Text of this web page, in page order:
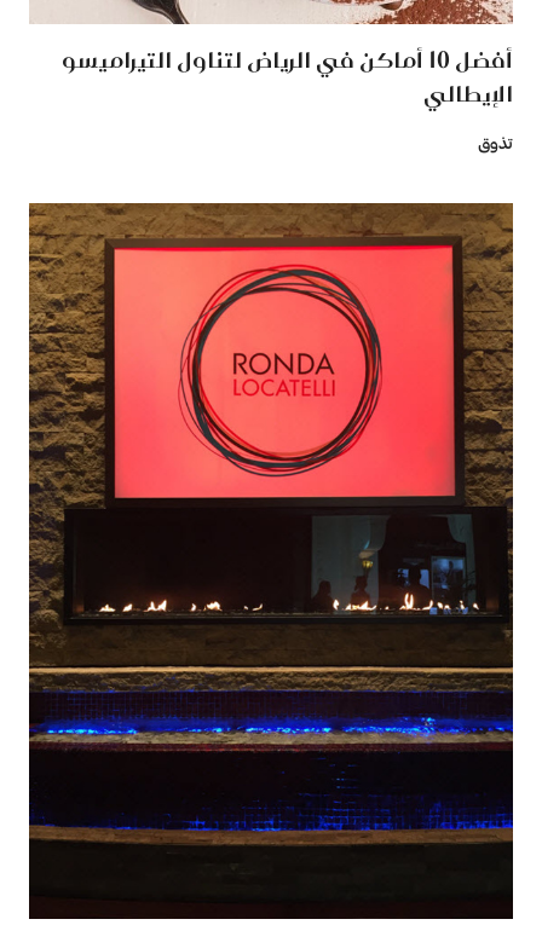
أفضل 10 أماكن في الرياض لتناول التيراميسو
الإيطالي
تذوق